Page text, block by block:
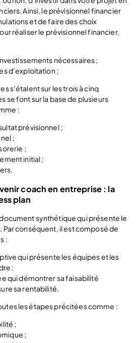
Ainsi, le prévisionnel financier
et de faire des choix
réaliser le prévisionnel financier,
nécessaires ;
d’exploitation ;
s’étalent sur les trois à cinq
se font sur la base de plusieurs
:
prévisionnel ;
;
;
initial ;
coach en entreprise : la
plan
synthétique qui présente le
Par conséquent, il est composé de
:
qui présente les équipes et les
;
qui démontrer sa faisabilité
sa rentabilité.
les étapes précitées comme :
;
;